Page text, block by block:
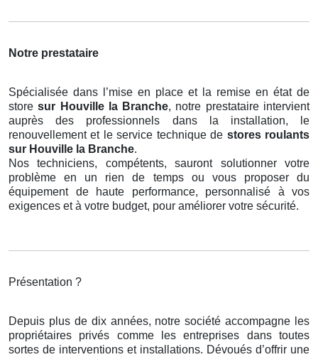
Notre prestataire
Spécialisée dans l’mise en place et la remise en état de
storesur Houville la Branche, notre prestataire intervient
auprès des professionnels dans la installation, le
renouvellement et le service technique de stores roulants
sur Houville la Branche.
Nos techniciens, compétents, sauront solutionner votre
problème en un rien de temps ou vous proposer du
équipement de haute performance, personnalisé à vos
exigences et à votre budget, pour améliorer votre sécurité.
Présentation ?
Depuis plus de dix années, notre société accompagne les
propriétaires privés comme les entreprises dans toutes
sortes de interventions et installations. Dévoués d’offrir une